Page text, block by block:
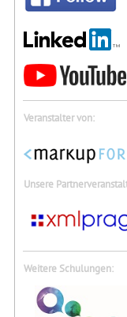
Veranstalter von:
Unsere
Weitere Schulungen: